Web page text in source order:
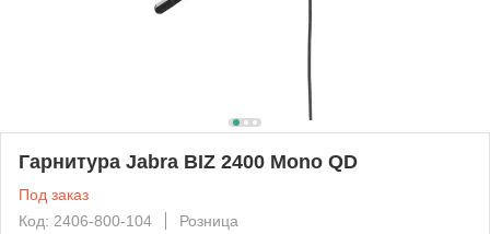
Гарнитура Jabra BIZ 2400 Mono QD
Под заказ
Код: 2406-800-104
Розница